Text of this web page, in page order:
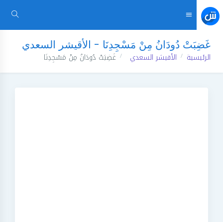
غَضِبَتْ دُودَانُ مِنْ مَسْجِدِنَا - الأقيشر السعدي
الرئيسية الأقيشر السعدي غَضِبَتْ دُودَانُ مِنْ مَسْجِدِنَا